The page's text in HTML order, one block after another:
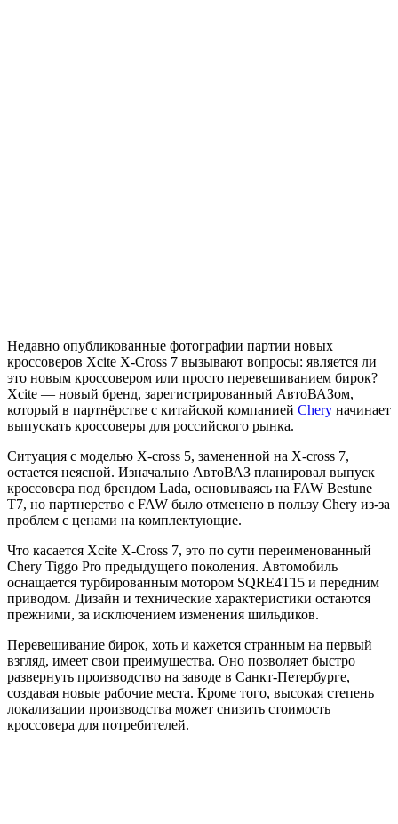
Недавно опубликованные фотографии партии новых
кроссоверов Xcite X-Cross 7 вызывают вопросы: является ли
это новым кроссовером или просто перевешиванием бирок?
Xcite — новый бренд, зарегистрированный АвтоВАЗом,
который в партнёрстве с китайской компанией Chery начинает
выпускать кроссоверы для российского рынка.
Ситуация с моделью X-cross 5, замененной на X-cross 7,
остается неясной. Изначально АвтоВАЗ планировал выпуск
кроссовера под брендом Lada, основываясь на FAW Bestune
T7, но партнерство с FAW было отменено в пользу Chery из-за
проблем с ценами на комплектующие.
Что касается Xcite X-Cross 7, это по сути переименованный
Chery Tiggo Pro предыдущего поколения. Автомобиль
оснащается турбированным мотором SQRE4T15 и передним
приводом. Дизайн и технические характеристики остаются
прежними, за исключением изменения шильдиков.
Перевешивание бирок, хоть и кажется странным на первый
взгляд, имеет свои преимущества. Оно позволяет быстро
развернуть производство на заводе в Санкт-Петербурге,
создавая новые рабочие места. Кроме того, высокая степень
локализации производства может снизить стоимость
кроссовера для потребителей.